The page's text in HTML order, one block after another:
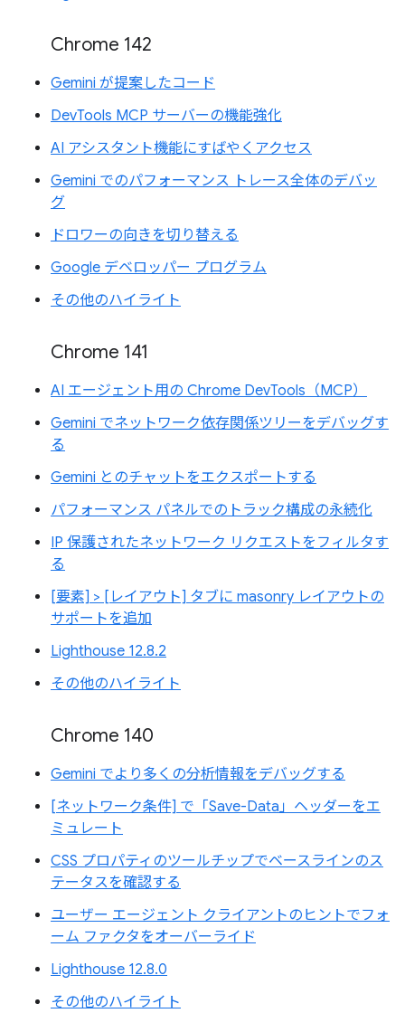
Chrome 142
Gemini が提案したコード
DevTools MCP サーバーの機能強化
AI アシスタント機能にすばやくアクセス
Gemini でのパフォーマンス トレース全体のデバッ
グ
ドロワーの向きを切り替える
Google デベロッパー プログラム
その他のハイライト
Chrome 141
AI エージェント用の Chrome DevTools（MCP）
Gemini でネットワーク依存関係ツリーをデバッグす
る
Gemini とのチャットをエクスポートする
パフォーマンス パネルでのトラック構成の永続化
IP 保護されたネットワーク リクエストをフィルタす
る
[要素] > [レイアウト] タブに masonry レイアウトの
サポートを追加
Lighthouse 12.8.2
その他のハイライト
Chrome 140
Gemini でより多くの分析情報をデバッグする
[ネットワーク条件] で「Save-Data」ヘッダーをエ
ミュレート
CSS プロパティのツールチップでベースラインのス
テータスを確認する
ユーザー エージェント クライアントのヒントでフォ
ーム ファクタをオーバーライド
Lighthouse 12.8.0
その他のハイライト